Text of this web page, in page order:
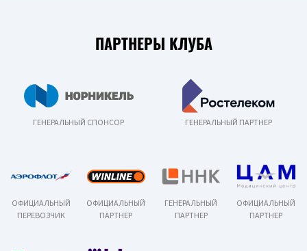
ПАРТНЕРЫ КЛУБА
ГЕНЕРАЛЬНЫЙ СПОНСОР ГЕНЕРАЛЬНЫЙ ПАРТНЕР
ОФИЦИАЛЬНЫЙ
ПЕРЕВОЗЧИК
ОФИЦИАЛЬНЫЙ
ПАРТНЕР
ГЕНЕРАЛЬНЫЙ
ПАРТНЕР
ОФИЦИАЛЬНЫЙ
ПАРТНЕР